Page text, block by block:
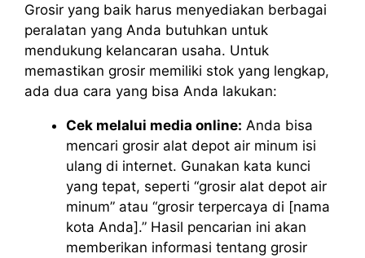
Grosir yang baik harus menyediakan berbagai
peralatan yang Anda butuhkan untuk
mendukung kelancaran usaha. Untuk
memastikan grosir memiliki stok yang lengkap,
ada dua cara yang bisa Anda lakukan:
Cek melalui media online: Anda bisa
mencari grosir alat depot air minum isi
ulang di internet. Gunakan kata kunci
yang tepat, seperti “grosir alat depot air
minum” atau “grosir terpercaya di [nama
kota Anda].” Hasil pencarian ini akan
memberikan informasi tentang grosir